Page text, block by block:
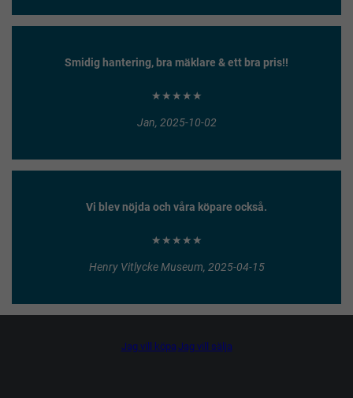
Smidig hantering, bra mäklare & ett bra pris!!
★★★★★
Jan, 2025-10-02
Vi blev nöjda och våra köpare också.
★★★★★
Henry Vitlycke Museum, 2025-04-15
Jag vill köpa Jag vill sälja